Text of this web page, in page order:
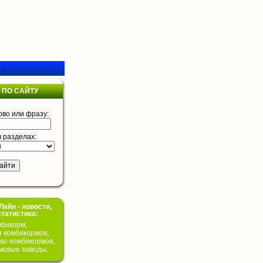
САЙТУ
или фразу:
разделах:
- новости,
комбикормов,
комбикормов,
заводы.